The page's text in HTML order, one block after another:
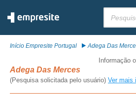
Início Empresite Portugal Adega Das
Informação
Adega Das Merces
(Pesquisa solicitada pelo usuário) Ver mais